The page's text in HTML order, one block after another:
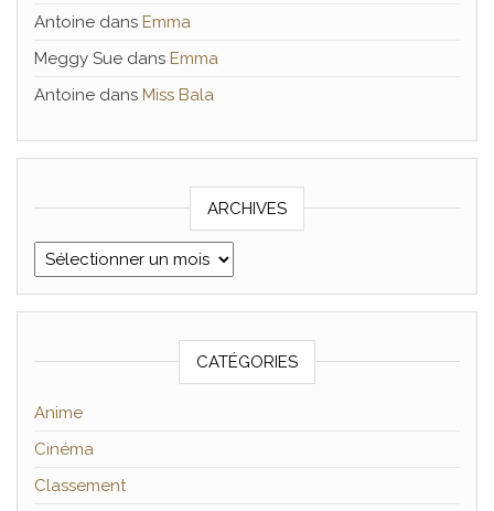
Antoine dans Emma
Meggy Sue dans Emma
Antoine dans Miss Bala
ARCHIVES
Archives
CATÉGORIES
Anime
Cinéma
Classement